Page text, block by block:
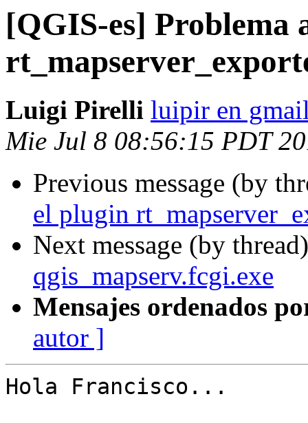
[QGIS-es] Problema
Luigi Pirelli luipir en
Mie Jul 8 08:56:15 PDT
Previous message (by
el plugin
Next message (by
qgis_mapserv.fcgi.exe
Mensajes ordenados
autor ]
Hola Francisco...